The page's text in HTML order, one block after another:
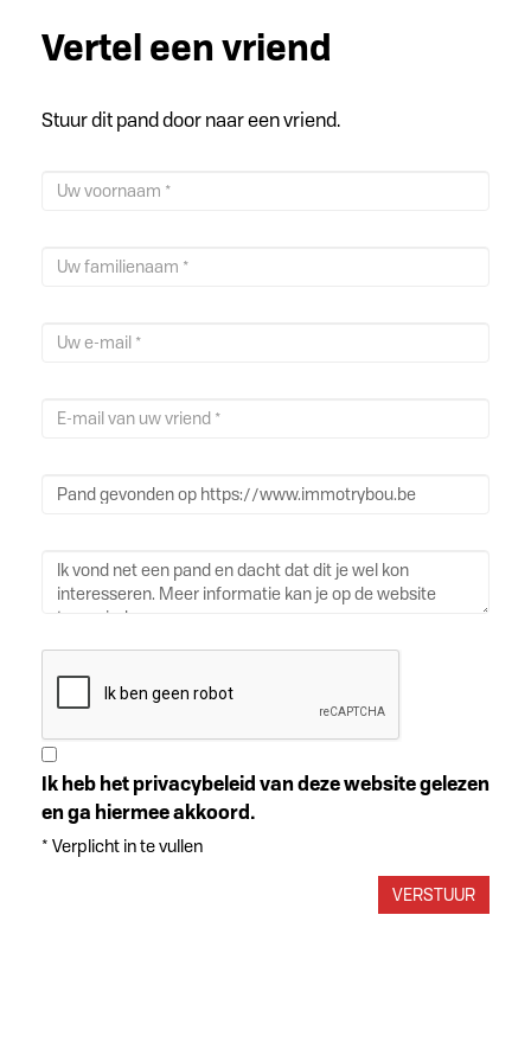
Vertel een vriend
Stuur dit pand door naar een vriend.
Ik heb het privacybeleid van deze website gelezen
en ga hiermee akkoord.
* Verplicht in te vullen